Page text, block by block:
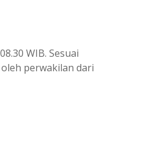
WIB. Sesuai
perwakilan dari